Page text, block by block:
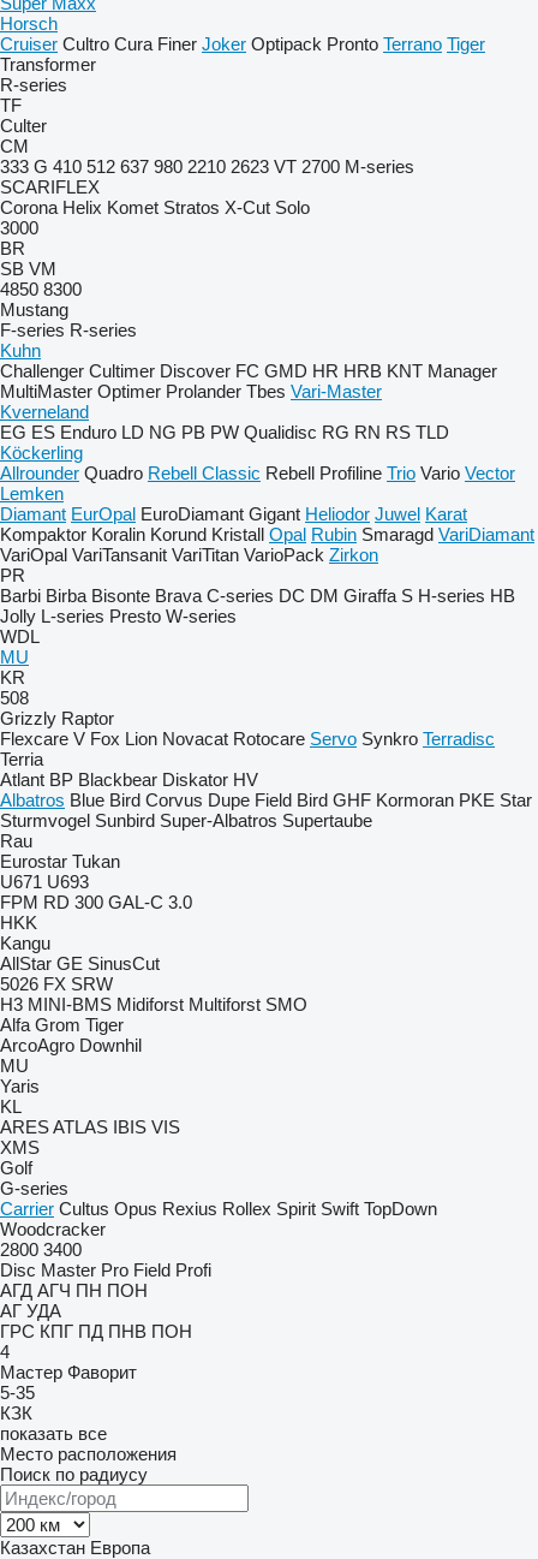
Horsch
Cruiser Cultro Cura Finer Joker Optipack Pronto Terrano Tiger
Transformer
R-series
TF
Culter
CM
333 G 410 512 637 980 2210 2623 VT 2700 M-series
SCARIFLEX
Corona Helix Komet Stratos X-Cut Solo
3000
BR
SB VM
4850 8300
Mustang
F-series R-series
Kuhn
Challenger Cultimer Discover FC GMD HR HRB KNT Manager
MultiMaster Optimer Prolander Tbes Vari-Master
Kverneland
EG ES Enduro LD NG PB PW Qualidisc RG RN RS TLD
Köckerling
Allrounder Quadro Rebell Classic Rebell Profiline Trio Vario Vector
Lemken
Diamant EurOpal EuroDiamant Gigant Heliodor Juwel Karat
Kompaktor Koralin Korund Kristall Opal Rubin Smaragd VariDiamant
VariOpal VariTansanit VariTitan VarioPack Zirkon
PR
Barbi Birba Bisonte Brava C-series DC DM Giraffa S H-series HB
Jolly L-series Presto W-series
WDL
MU
KR
508
Grizzly Raptor
Flexcare V Fox Lion Novacat Rotocare Servo Synkro Terradisc
Terria
Atlant BP Blackbear Diskator HV
Albatros Blue Bird Corvus Dupe Field Bird GHF Kormoran PKE Star
Sturmvogel Sunbird Super-Albatros Supertaube
Rau
Eurostar Tukan
U671 U693
FPM RD 300 GAL-C 3.0
HKK
Kangu
AllStar GE SinusCut
5026 FX SRW
H3 MINI-BMS Midiforst Multiforst SMO
Alfa Grom Tiger
ArcoAgro Downhil
MU
Yaris
KL
ARESATLAS IBIS VIS
XMS
Golf
G-series
Carrier Cultus Opus Rexius Rollex Spirit Swift TopDown
Woodcracker
2800 3400
Disc Master Pro Field Profi
АГД АГЧ ПН ПОН
АГ УДА
ГРС КПГ ПД ПНВ ПОН
4
Мастер Фаворит
5-35
КЗК
показать все
Место расположения
Поиск по радиусу
Казахстан Европа